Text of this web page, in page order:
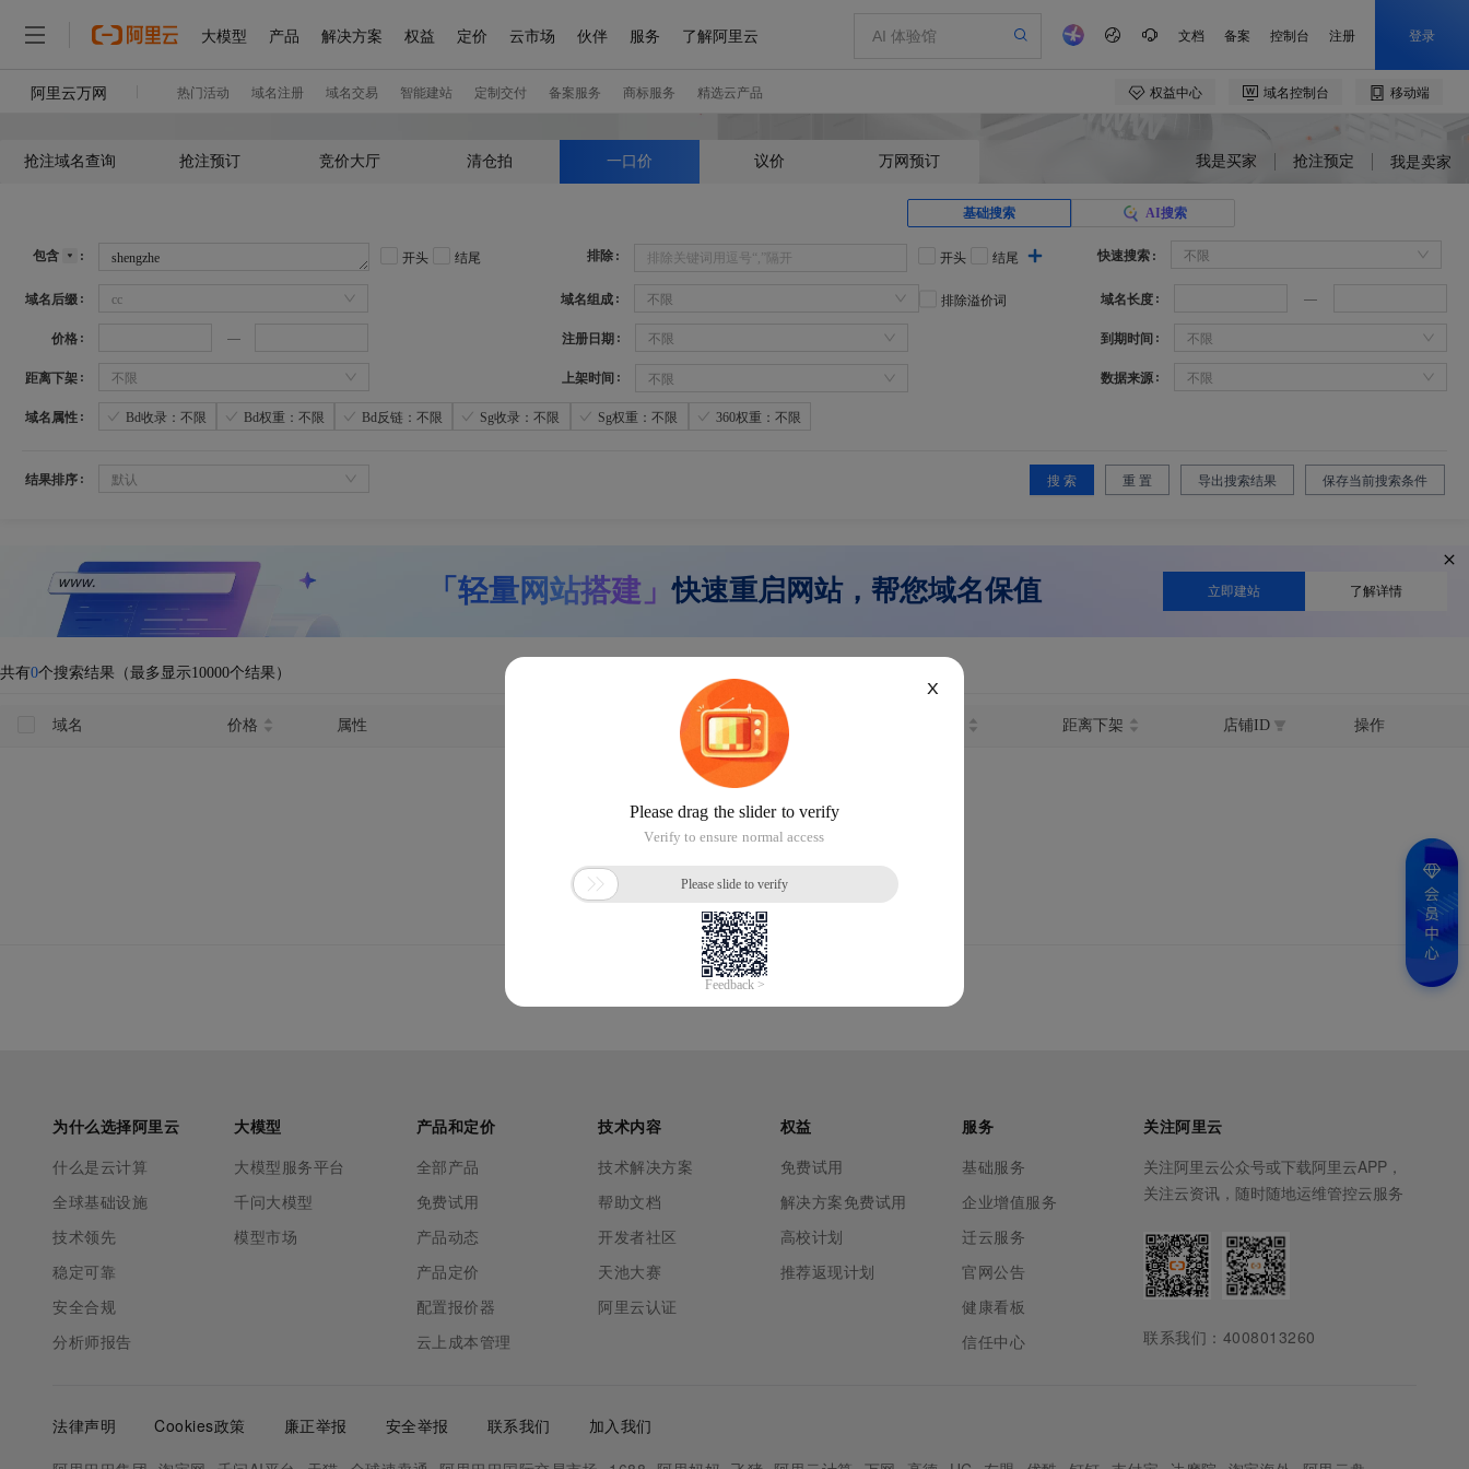
抢注域名查询 抢注预订 竞价大厅 清仓拍 一口价 议价 万网预订 我是买家 抢注预定 我是卖家
基础搜索 AI搜索
包含 开头 结尾 排除 开头 结尾 快速搜索 不限
域名后缀 cc 域名组成 不限 排除溢价词 域名长度
价格 注册日期 不限 到期时间 不限
距离下架 不限 上架时间 不限 数据来源 不限
域名属性 Bd收录：不限 Bd权重：不限 Bd反链：不限 Sg收录：不限 Sg权重：不限 360权重：不限
结果排序 默认 搜 索 重 置 导出搜索结果 保存当前搜索条件
「轻量网站搭建」快速重启网站，帮您域名保值 立即建站 了解详情
共有0个搜索结果（最多显示10000个结果）
域名 价格 属性 注册日期 距离下架 店铺ID 操作
没找到您想要的域名
重新搜索 或
域名回购 需求
X